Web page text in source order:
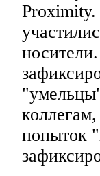
Proximity.
попыток